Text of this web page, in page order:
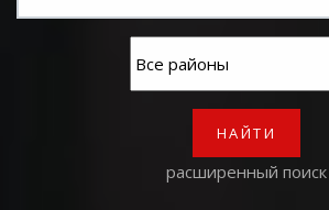
НАЙТИ
расширенный поиск